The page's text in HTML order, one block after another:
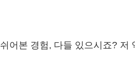
어본 경험, 다들 있으시죠? 저